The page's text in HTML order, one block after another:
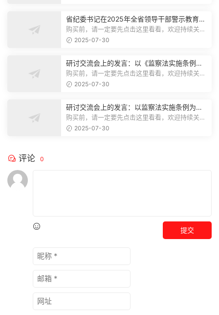
省纪委书记在2025年全省领导干部警示教育会
上的讲话.1
购买前，请一定要先点击这里看看，欢迎持续关
注，精彩模板每天推送预览结束，本文...
2025-07-30
研讨交流会上的发言：以《监察法实施条例》
为纲,推动巡察工作高质量发展
购买前，请一定要先点击这里看看，欢迎持续关
注，精彩模板每天推送预览结束，本文...
2025-07-30
研讨交流会上的发言：以监察法实施条例为纲
推动巡察工作高质量发展
购买前，请一定要先点击这里看看，欢迎持续关
注，精彩模板每天推送预览结束，本文...
2025-07-30
评论 0
提交